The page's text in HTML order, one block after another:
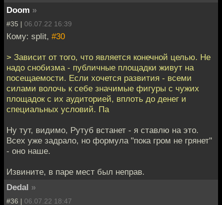
Doom »
#35 | 06.07.22 16:39
Кому: split, #30
> Зависит от того, что является конечной целью. Не
надо снобизма - публичные площадки живут на
посещаемости. Если хочется развития - всеми
силами волочь к себе значимые фигуры с чужих
площадок с их аудиторией, вплоть до денег и
специальных условий. Па
Ну тут, видимо, Рутуб встанет - я ставлю на это.
Всех уже задрало, но формула "пока гром не грянет"
- оно наше.
Извините, в паре мест был неправ.
Dedal »
#36 | 06.07.22 18:47